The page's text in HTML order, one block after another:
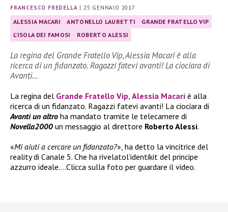
FRANCESCO FREDELLA | 25 GENNAIO 2017
ALESSIA MACARI ANTONELLO LAURETTI
GRANDE FRATELLO VIP
L'ISOLA DEI FAMOSI
ROBERTO ALESSI
La regina del Grande Fratello Vip, Alessia Macari è alla
ricerca di un fidanzato. Ragazzi fatevi avanti! La ciociara di
Avanti…
La regina del Grande Fratello Vip, Alessia Macari è alla
ricerca di un fidanzato. Ragazzi fatevi avanti! La ciociara di
Avanti un altro ha mandato tramite le telecamere di
Novella2000 un messaggio al direttore Roberto Alessi.
«Mi aiuti a cercare un fidanzato?», ha detto la vincitrice del
reality di Canale 5. Che ha rivelatol’identikit del principe
azzurro ideale….Clicca sulla foto per guardare il video.